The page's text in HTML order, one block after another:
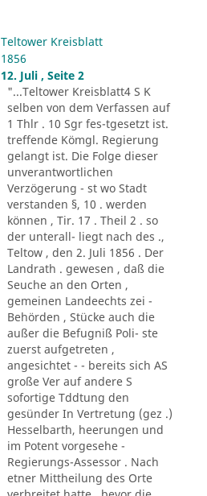
Teltower Kreisblatt
1856
12. Juli , Seite 2
"...Teltower Kreisblatt4 S K
selben von dem Verfassen auf
1 Thlr . 10 Sgr fes-tgesetzt ist.
treffende Kömgl. Regierung
gelangt ist. Die Folge dieser
unverantwortlichen
Verzögerung - st wo Stadt
verstanden §, 10 . werden
können , Tir. 17 . Theil 2 . so
der unterall- liegt nach des .,
Teltow , den 2. Juli 1856 . Der
Landrath . gewesen , daß die
Seuche an den Orten ,
gemeinen Landeechts zei -
Behörden , Stücke auch die
außer die Befugniß Poli- ste
zuerst aufgetreten ,
angesichtet - - bereits sich AS
große Ver auf andere S
sofortige Tddtung den
gesünder In Vertretung (gez .)
Hesselbarth, heerungen und
im Potent vorgesehe -
Regierungs-Assessor . Nach
etner Mittheilung des Orte